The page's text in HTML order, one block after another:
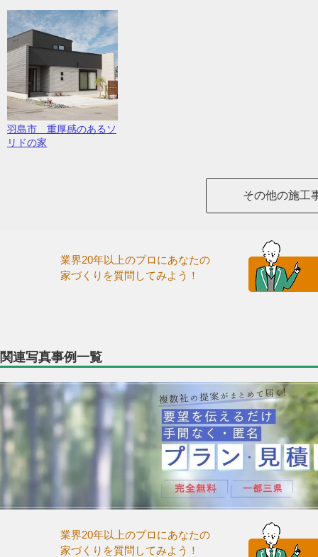
羽島市 重厚感のあるソ
リドの家
その他の施工
業界20年以上のプロにあなたの
家づくりを質問してみよう！
関連写真事例一覧
業界20年以上のプロにあなたの
家づくりを質問してみよう！